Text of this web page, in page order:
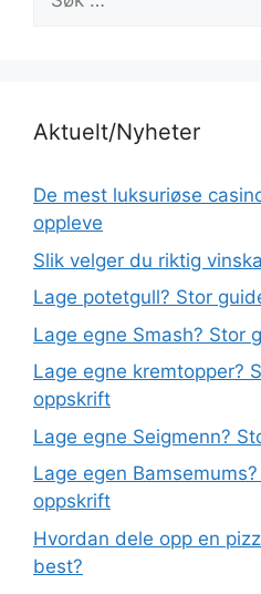
etter:
Aktuelt/Nyheter
De mest luksuriøse
oppleve
Slik velger du riktig
Lage potetgull? Stor
Lage egne Smash? Stor
Lage egne kremtopper?
oppskrift
Lage egne Seigmenn?
Lage egen
oppskrift
Hvordan dele opp en
best?